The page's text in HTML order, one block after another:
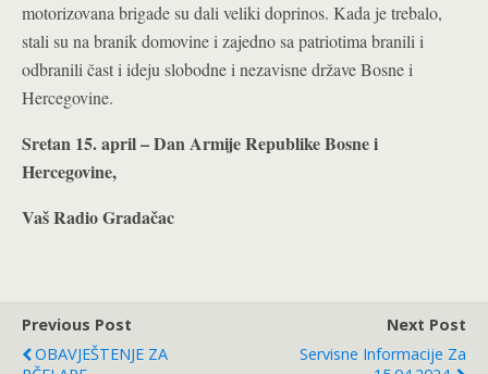
motorizovana brigade su dali veliki doprinos. Kada je trebalo,
stali su na branik domovine i zajedno sa patriotima branili i
odbranili čast i ideju slobodne i nezavisne države Bosne i
Hercegovine.
Sretan 15. april – Dan Armije Republike Bosne i
Hercegovine,
Vaš Radio Gradačac
Previous Post
OBAVJEŠTENJE ZA
Next Post
Servisne Informacije Za